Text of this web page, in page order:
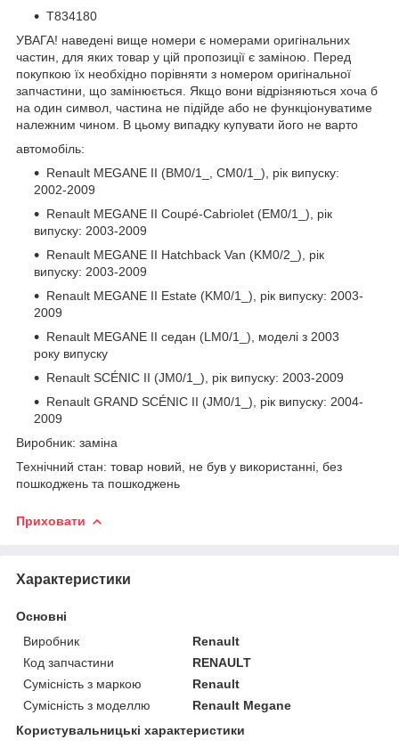
T834180
УВАГА! наведені вище номери є номерами оригінальних
частин, для яких товар у цій пропозиції є заміною. Перед
покупкою їх необхідно порівняти з номером оригінальної
запчастини, що замінюється. Якщо вони відрізняються хоча б
на один символ, частина не підійде або не функціонуватиме
належним чином. В цьому випадку купувати його не варто
автомобіль:
Renault MEGANE II (BM0/1_, CM0/1_), рік випуску:
2002-2009
Renault MEGANE II Coupé-Cabriolet (EM0/1_), рік
випуску: 2003-2009
Renault MEGANE II Hatchback Van (KM0/2_), рік
випуску: 2003-2009
Renault MEGANE II Estate (KM0/1_), рік випуску: 2003-
2009
Renault MEGANE II седан (LM0/1_), моделі з 2003
року випуску
Renault SCÉNIC II (JM0/1_), рік випуску: 2003-2009
Renault GRAND SCÉNIC II (JM0/1_), рік випуску: 2004-
2009
Виробник: заміна
Технічний стан: товар новий, не був у використанні, без
пошкоджень та пошкоджень
Приховати
Характеристики
Основні
Виробник
Renault
Код запчастини
RENAULT
Сумісність з маркою
Renault
Сумісність з моделлю
Renault Megane
Користувальницькі характеристики